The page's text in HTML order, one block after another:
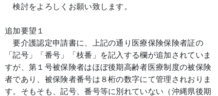
検討をよろしくお願い致します。
追加要望１
要介護認定申請書に、上記の通り医療保険保険者証の
「記号」「番号」「枝番」を記入する欄が追加されていま
すが、第１号被保険者はほぼ後期高齢者医療制度の被保険
者であり、被保険者番号は８桁の数字にて管理されおりま
す。そもそも、記号、番号等に別れていない（沖縄県後期